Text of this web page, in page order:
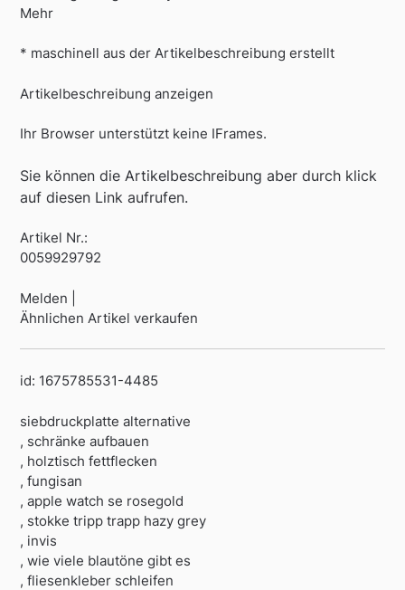
Mehr
* maschinell aus der Artikelbeschreibung erstellt
Artikelbeschreibung anzeigen
Ihr Browser unterstützt keine IFrames.
Sie können die Artikelbeschreibung aber durch klick
auf diesen Link aufrufen.
Artikel Nr.:
0059929792
Melden |
Ähnlichen Artikel verkaufen
id: 1675785531-4485
siebdruckplatte alternative
, schränke aufbauen
, holztisch fettflecken
, fungisan
, apple watch se rosegold
, stokke tripp trapp hazy grey
, invis
, wie viele blautöne gibt es
, fliesenkleber schleifen